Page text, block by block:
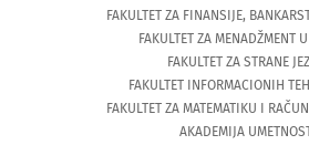
FAKULTET ZA FINANSIJE,
FAKULTET ZA MENADŽMENT
FAKULTET ZA STRANE
FAKULTET INFORMACIONIH
FAKULTET ZA MATEMATIKU I
AKADEMIJA